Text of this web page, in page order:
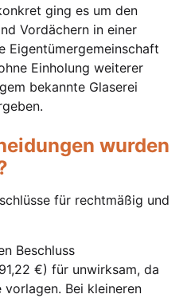
ging es um den
Vordächern in einer
Eigentümergemeinschaft
Einholung weiterer
bekannte Glaserei
wurden
für rechtmäßig und
Beschluss
€) für unwirksam, da
Bei kleineren